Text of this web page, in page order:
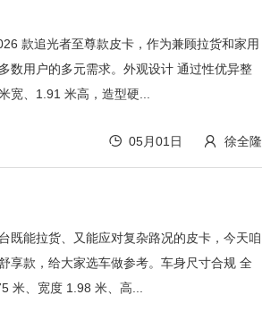
款追光者至尊款皮卡，作为兼顾拉货和家用
数用户的多元需求。外观设计 通过性优异整
宽、1.91 米高，造型硬...
05月01日 徐全隆
既能拉货、又能应对复杂路况的皮卡，今天咱
享款，给大家选车做参考。车身尺寸合规 全
米、宽度 1.98 米、高...